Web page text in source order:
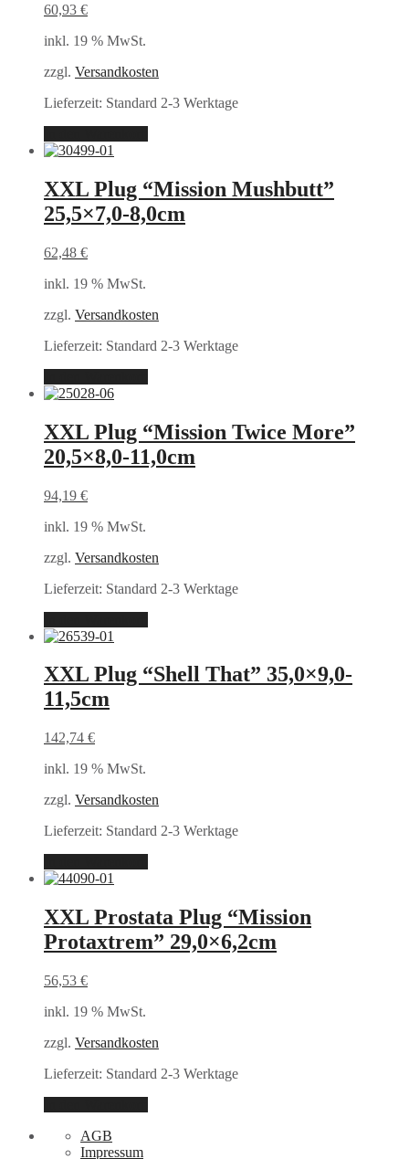
60,93 €
inkl. 19 % MwSt.
zzgl. Versandkosten
Lieferzeit: Standard 2-3 Werktage
XXL Plug “Mission Mushbutt”
25,5×7,0-8,0cm
62,48 €
inkl. 19 % MwSt.
zzgl. Versandkosten
Lieferzeit: Standard 2-3 Werktage
XXL Plug “Mission Twice More”
20,5×8,0-11,0cm
94,19 €
inkl. 19 % MwSt.
zzgl. Versandkosten
Lieferzeit: Standard 2-3 Werktage
XXL Plug “Shell That” 35,0×9,0-
11,5cm
142,74 €
inkl. 19 % MwSt.
zzgl. Versandkosten
Lieferzeit: Standard 2-3 Werktage
XXL Prostata Plug “Mission
Protaxtrem” 29,0×6,2cm
56,53 €
inkl. 19 % MwSt.
zzgl. Versandkosten
Lieferzeit: Standard 2-3 Werktage
AGB
Impressum